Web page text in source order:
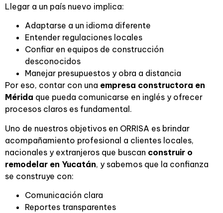
Llegar a un país nuevo implica:
Adaptarse a un idioma diferente
Entender regulaciones locales
Confiar en equipos de construcción
desconocidos
Manejar presupuestos y obra a distancia
Por eso, contar con una empresa constructora en
Mérida que pueda comunicarse en inglés y ofrecer
procesos claros es fundamental.
Uno de nuestros objetivos en ORRISA es brindar
acompañamiento profesional a clientes locales,
nacionales y extranjeros que buscan construir o
remodelar en Yucatán, y sabemos que la confianza
se construye con:
Comunicación clara
Reportes transparentes